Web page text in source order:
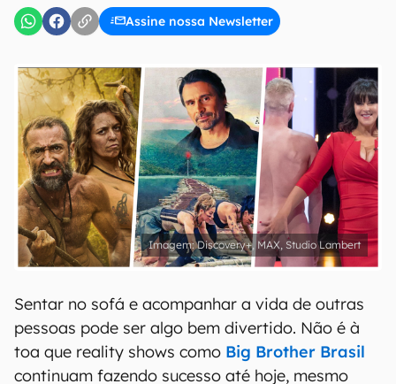
Assine nossa Newsletter
Uso e Política de Privacidade do Canaltech.
Discovery+, MAX, Studio Lambert
Sentar no sofá e acompanhar a vida de outras
pessoas pode ser algo bem divertido. Não é à
toa que reality shows como Big Brother Brasil
continuam fazendo sucesso até hoje, mesmo